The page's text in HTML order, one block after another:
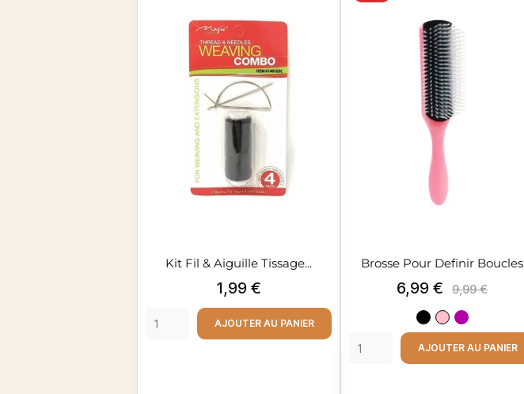
Kit Fil & Aiguille Tissage...
Prix
1,99 €
AJOUTER AU PANIER
Brosse Pour Definir Boucles
Prix
6,99 € Prix
de
base
9,99 €
NoirRoseViolet
AJOUTER AU PANIER